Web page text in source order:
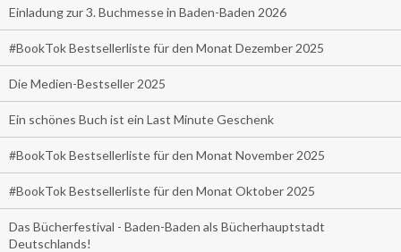
Einladung zur 3. Buchmesse in Baden-Baden 2026
#BookTok Bestsellerliste für den Monat Dezember 2025
Die Medien-Bestseller 2025
Ein schönes Buch ist ein Last Minute Geschenk
#BookTok Bestsellerliste für den Monat November 2025
#BookTok Bestsellerliste für den Monat Oktober 2025
Das Bücherfestival - Baden-Baden als Bücherhauptstadt
Deutschlands!